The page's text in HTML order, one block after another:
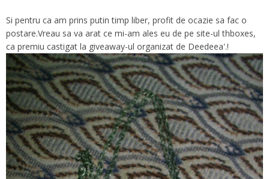
Si pentru ca am prins putin timp liber, profit de ocazie sa fac o
postare.Vreau sa va arat ce mi-am ales eu de pe site-ul thboxes,
ca premiu castigat la giveaway-ul organizat de Deedeea'.!